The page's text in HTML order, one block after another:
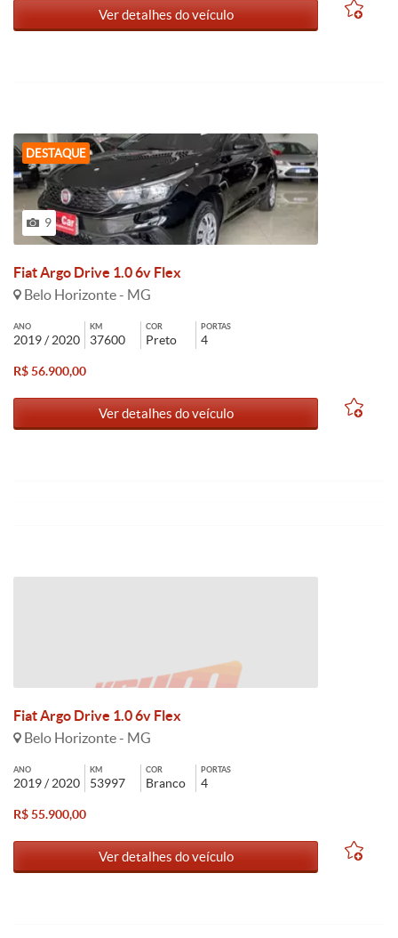
Ver detalhes do veículo
DESTAQUE
9
Fiat Argo Drive 1.0 6v Flex
Belo Horizonte - MG
ANO
2019 / 2020
KM
37600
COR
Preto
PORTAS
4
R$ 56.900,00
Ver detalhes do veículo
Fiat Argo Drive 1.0 6v Flex
Belo Horizonte - MG
ANO
2019 / 2020
KM
53997
COR
Branco
PORTAS
4
R$ 55.900,00
Ver detalhes do veículo